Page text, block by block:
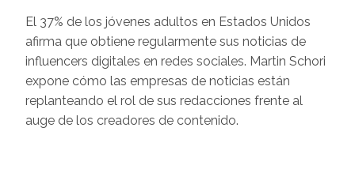
El 37% de los jóvenes adultos en Estados Unidos
afirma que obtiene regularmente sus noticias de
influencers digitales en redes sociales. Martin Schori
expone cómo las empresas de noticias están
replanteando el rol de sus redacciones frente al
auge de los creadores de contenido.